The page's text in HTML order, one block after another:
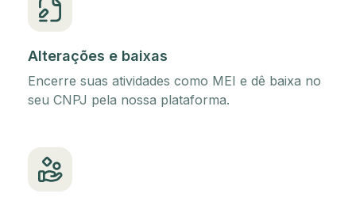
Alterações e baixas
Encerre suas atividades como MEI e dê baixa no
seu CNPJ pela nossa plataforma.